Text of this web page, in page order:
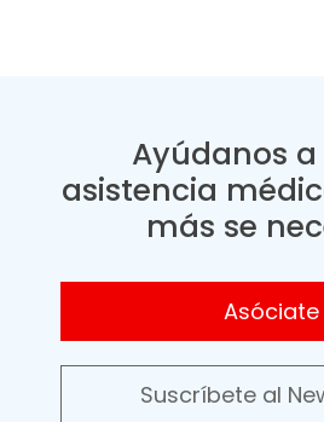
Ayúdanos
asistencia
más se
Asóciate
Suscríbete al